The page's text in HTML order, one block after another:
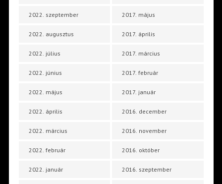
2022. szeptember
2022. augusztus
2022. július
2022. június
2022. május
2022. április
2022. március
2022. február
2022. január
2017. május
2017. április
2017. március
2017. február
2017. január
2016. december
2016. november
2016. október
2016. szeptember